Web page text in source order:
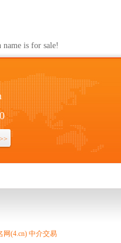
is for sale!
>>
网(4.cn) 中介交易